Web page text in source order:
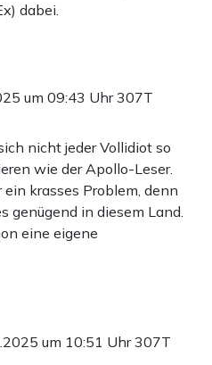
dabei.
um 09:43 Uhr307T
nicht jeder Vollidiot so
wie der Apollo-Leser.
krasses Problem, denn
genügend in diesem Land.
eine eigene
um 10:51 Uhr307T